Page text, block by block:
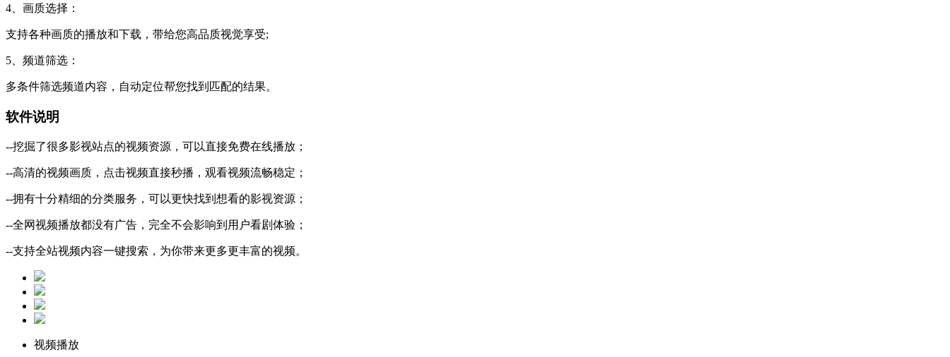
4、画质选择：
支持各种画质的播放和下载，带给您高品质视觉享受;
5、频道筛选：
多条件筛选频道内容，自动定位帮您找到匹配的结果。
软件说明
--挖掘了很多影视站点的视频资源，可以直接免费在线播放；
--高清的视频画质，点击视频直接秒播，观看视频流畅稳定；
--拥有十分精细的分类服务，可以更快找到想看的影视资源；
--全网视频播放都没有广告，完全不会影响到用户看剧体验；
--支持全站视频内容一键搜索，为你带来更多更丰富的视频。
视频播放